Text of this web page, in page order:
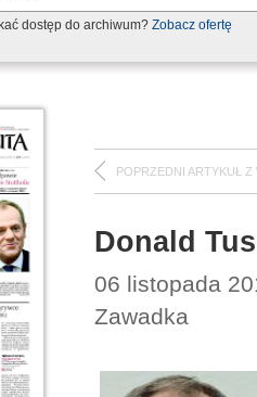
dostęp do archiwum? Zobacz ofertę
POPRZEDNI ARTYKUŁ Z
Donald
06 listopada
Zawadka